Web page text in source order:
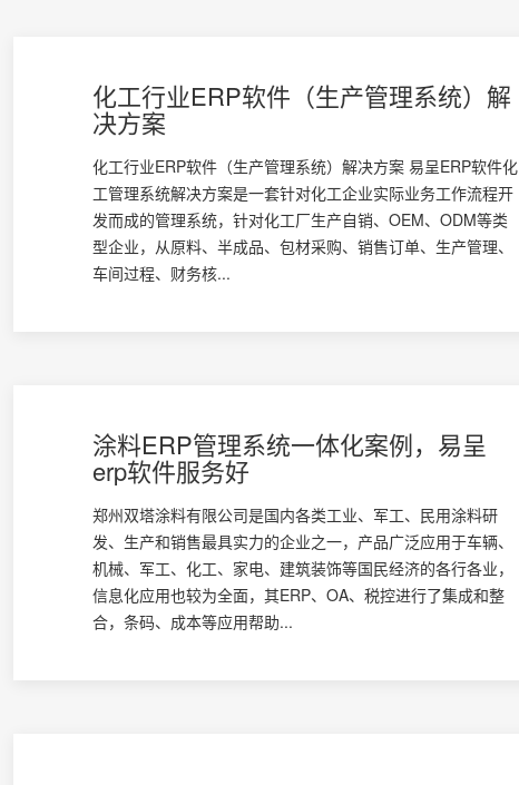
化工行业ERP软件（生产管理系统）解
决方案
化工行业ERP软件（生产管理系统）解决方案 易呈ERP软件化
工管理系统解决方案是一套针对化工企业实际业务工作流程开
发而成的管理系统，针对化工厂生产自销、OEM、ODM等类
型企业，从原料、半成品、包材采购、销售订单、生产管理、
车间过程、财务核...
涂料ERP管理系统一体化案例，易呈
erp软件服务好
郑州双塔涂料有限公司是国内各类工业、军工、民用涂料研
发、生产和销售最具实力的企业之一，产品广泛应用于车辆、
机械、军工、化工、家电、建筑装饰等国民经济的各行各业，
信息化应用也较为全面，其ERP、OA、税控进行了集成和整
合，条码、成本等应用帮助...